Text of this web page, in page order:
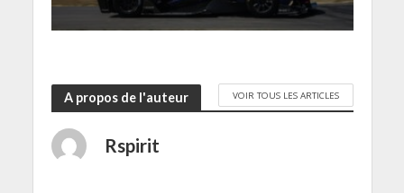
A propos de l'auteur VOIR TOUS LES ARTICLES
Rspirit